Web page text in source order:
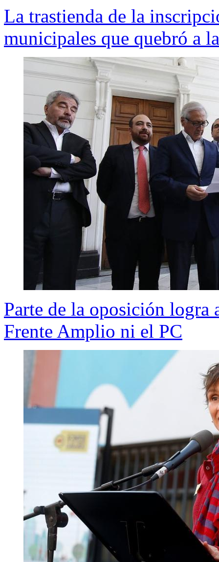
La trastienda de la
municipales que quebró a
Parte de la oposición logra
Frente Amplio ni el PC